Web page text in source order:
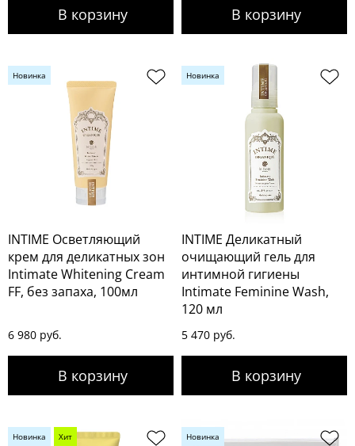
Новинка
INTIME Осветляющий
крем для деликатных зон
Intimate Whitening Cream
FF, без запаха, 100мл
6 980 руб.
Новинка
INTIME Деликатный
очищающий гель для
интимной гигиены
Intimate Feminine Wash,
120 мл
5 470 руб.
Новинка Хит Новинка